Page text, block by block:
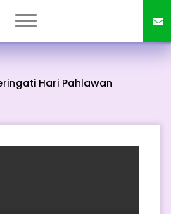
Hari Pahlawan